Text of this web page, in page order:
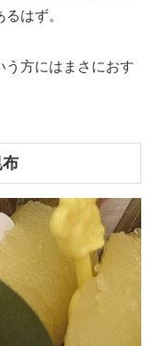
はず。
う方にはまさにおす